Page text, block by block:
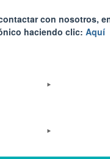
con nosotros,
haciendo clic: Aquí